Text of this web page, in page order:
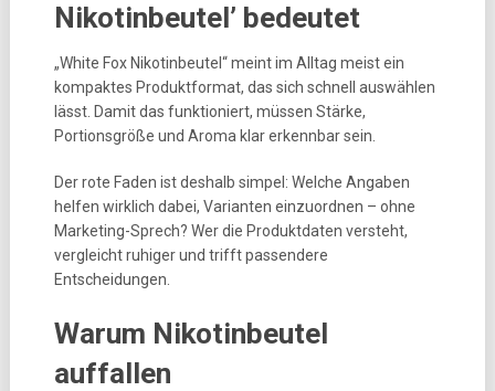
Nikotinbeutel’ bedeutet
„White Fox Nikotinbeutel“ meint im Alltag meist ein
kompaktes Produktformat, das sich schnell auswählen
lässt. Damit das funktioniert, müssen Stärke,
Portionsgröße und Aroma klar erkennbar sein.
Der rote Faden ist deshalb simpel: Welche Angaben
helfen wirklich dabei, Varianten einzuordnen – ohne
Marketing-Sprech? Wer die Produktdaten versteht,
vergleicht ruhiger und trifft passendere
Entscheidungen.
Warum Nikotinbeutel
auffallen